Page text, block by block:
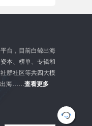
G
台，目前白鲸出海
本、榜单、专辑和
群社区等共四大模
出海……查看更多